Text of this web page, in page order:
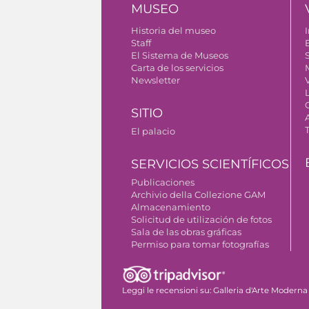
MUSEO
Historia del museo
Staff
El Sistema de Museos
Carta de los servicios
Newsletter
SITIO
El palacio
SERVICIOS SCIENTÍFICOS
Publicaciones
Archivio della Collezione GAM
Almacenamiento
Solicitud de utilización de fotos
Sala de las obras gráficas
Permiso para tomar fotografías
Leggi le recensioni su: Galleria d'Arte Moderna